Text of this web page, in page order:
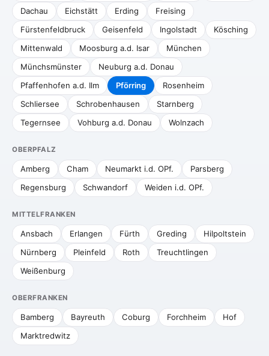
Dachau
Eichstätt Erding
Freising
Fürstenfeldbruck
Geisenfeld Ingolstadt
Kösching
Mittenwald
Moosburg a.d. Isar
München
Münchsmünster
Neuburg a.d. Donau
Pfaffenhofen a.d. Ilm
Pförring
Rosenheim
Schliersee
Schrobenhausen
Starnberg
Tegernsee
Vohburg a.d. Donau Wolnzach
OBERPFALZ
Amberg Cham Neumarkt i.d. OPf.
Parsberg
Regensburg
Schwandorf Weiden i.d. OPf.
MITTELFRANKEN
Ansbach Erlangen Fürth Greding
Hilpoltstein
Nürnberg
Pleinfeld Roth
Treuchtlingen
Weißenburg
OBERFRANKEN
Bamberg Bayreuth Coburg Forchheim
Hof
Marktredwitz